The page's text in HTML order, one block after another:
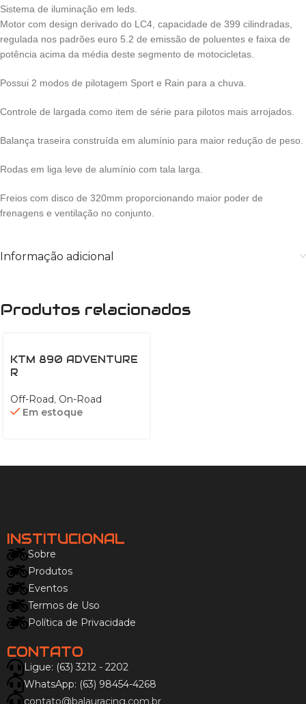
Sistema de iluminação em leds.
Motor com design derivado do LC4, capacidade de 399 cilindradas,
regulada nos padrões euro 5.2 de emissão de poluentes e faixa de
potência acima da média deste segmento de motocicletas.
Possui 2 modos de pilotagem Sport e Rain para a chuva.
Controle de largada como item de série para pilotos mais arrojados.
Balança traseira construída em alumínio para maior redução de peso.
Rodas em liga leve de alumínio com tala larga.
Freios com disco de 320mm proporcionando maior poder de
frenagens e ventilação no conjunto.
Informação adicional
Produtos relacionados
KTM 890 ADVENTURE
R
Off-Road, On-Road
Em estoque
INSTITUCIONAL
Sobre
Produtos
Eventos
Termos de Uso
Política de Privacidade
CONTATO
Ligue: (63) 3212 - 2202
WhatsApp: (63) 98454-4268
contato@balauracing.com.br